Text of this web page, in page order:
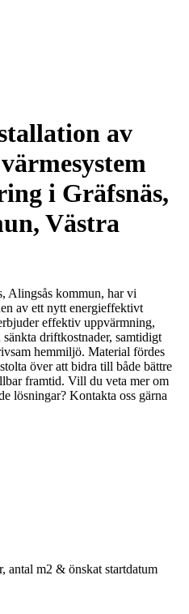
av
i Gräfsnäs,
Västra
Alingsås kommun, har vi
av ett nytt energieffektivt
effektiv uppvärmning,
driftkostnader, samtidigt
hemmiljö. Material fördes
över att bidra till både bättre
framtid. Vill du veta mer om
lösningar? Kontakta oss gärna
antal m2 & önskat startdatum